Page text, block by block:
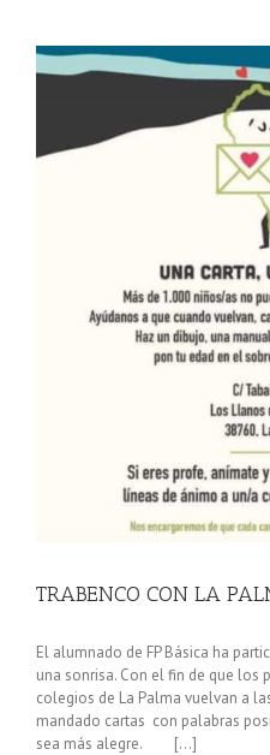
TRABENCO CON LA
El alumnado de FP Básica ha
una sonrisa. Con el fin de que los
colegios de La Palma vuelvan a
mandado cartas con palabras
sea más alegre. [...]